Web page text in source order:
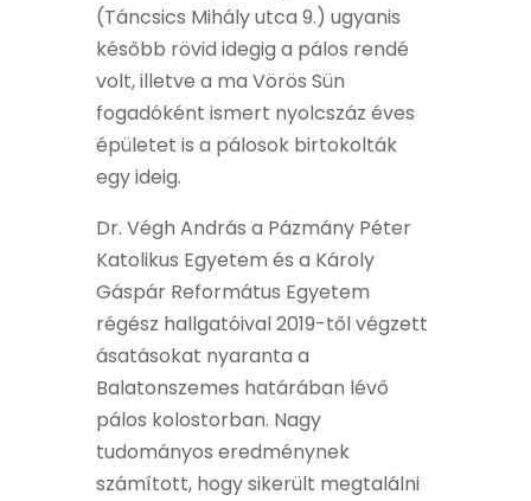
(Táncsics Mihály utca 9.) ugyanis
később rövid idegig a pálos rendé
volt, illetve a ma Vörös Sün
fogadóként ismert nyolcszáz éves
épületet is a pálosok birtokolták
egy ideig.
Dr. Végh András a Pázmány Péter
Katolikus Egyetem és a Károly
Gáspár Református Egyetem
régész hallgatóival 2019-től végzett
ásatásokat nyaranta a
Balatonszemes határában lévő
pálos kolostorban. Nagy
tudományos eredménynek
számított, hogy sikerült megtalálni